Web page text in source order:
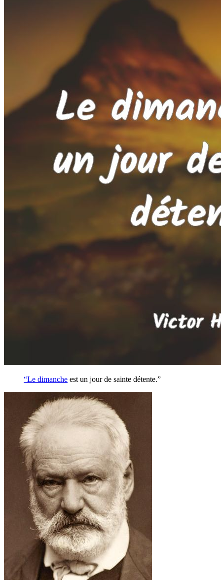
“Le dimanche est un jour de sainte détente.”